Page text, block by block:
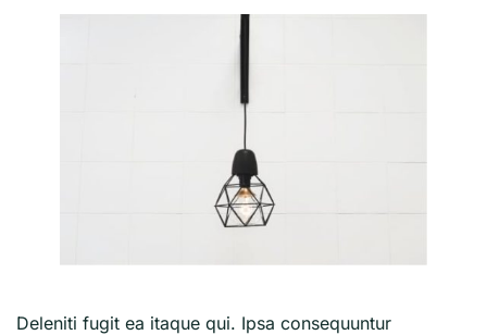
Deleniti fugit ea itaque qui. Ipsa consequuntur